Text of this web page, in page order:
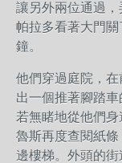
讓另外兩位通過，
帕拉多看著大門
鐘。
他們穿過庭院，
出一個推著腳踏
若無睹地從他們
魯斯再度查閱紙
邊樓梯。外頭的街